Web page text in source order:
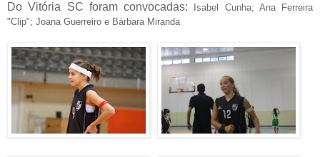
Do Vitória SC foram convocadas:
Isabel Cunha; Ana Ferreira
"Clip"; Joana Guerreiro e Bárbara Miranda